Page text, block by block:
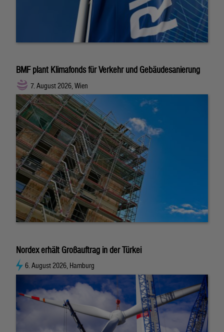
BMF plant Klimafonds für Verkehr und Gebäudesanierung
7. August 2026, Wien
Nordex erhält Großauftrag in der Türkei
6. August 2026, Hamburg